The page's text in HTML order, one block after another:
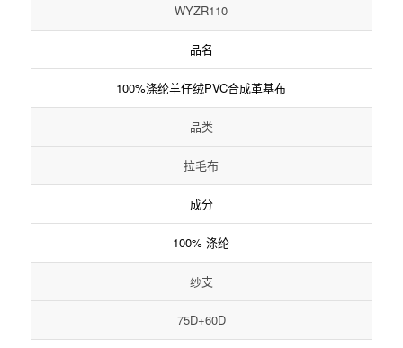
WYZR110
品名
100%涤纶羊仔绒PVC合成革基布
品类
拉毛布
成分
100% 涤纶
纱支
75D+60D